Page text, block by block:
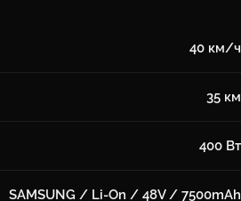
40 км/ч
35 км
400 Вт
SAMSUNG / Li-On / 48V / 7500mAh